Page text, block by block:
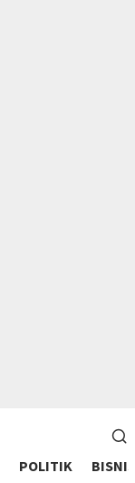
POLITIK BISNIS